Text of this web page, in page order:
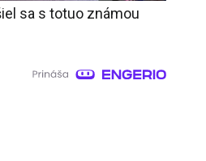
sa s totuo známou